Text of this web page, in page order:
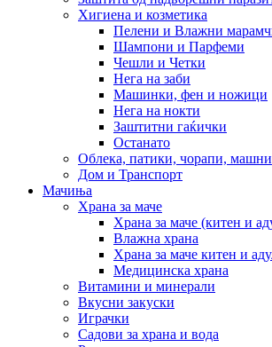
Хигиена и козметика
Пелени и Влажни
Шампони и Парфеми
Чешли и Четки
Нега на заби
Машинки, фен и ножици
Нега на нокти
Заштитни гаќички
Останато
Облека, патики, чорапи, машни
Дом и Транспорт
Мачиња
Храна за маче
Храна за маче (китен и
Влажна храна
Храна за маче китен и
Медицинска храна
Витамини и минерали
Вкусни закуски
Играчки
Садови за храна и вода